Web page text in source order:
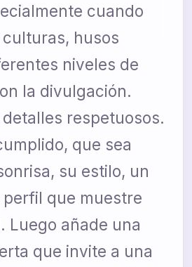
cuando
husos
niveles de
la divulgación.
respetuosos.
que sea
su estilo, un
que muestre
Luego añade una
que invite a una